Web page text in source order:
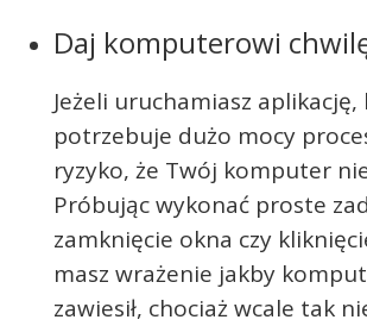
Daj komputerowi
Jeżeli uruchamiasz aplikację,
potrzebuje dużo mocy
ryzyko, że Twój komputer
Próbując wykonać proste
zamknięcie okna czy
masz wrażenie jakby
zawiesił, chociaż wcale tak